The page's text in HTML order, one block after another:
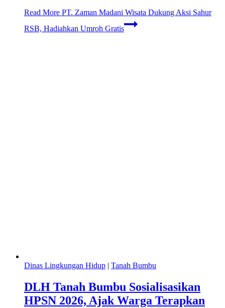
Read More PT. Zaman Madani Wisata Dukung Aksi Sahur
RSB, Hadiahkan Umroh Gratis
Dinas Lingkungan Hidup | Tanah Bumbu
DLH Tanah Bumbu Sosialisasikan
HPSN 2026, Ajak Warga Terapkan